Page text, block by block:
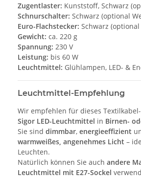
Zugentlaster: Kunststoff, Schwarz
Schnurschalter: Schwarz (optional
Euro-Flachstecker: Schwarz (optional
Gewicht: ca. 220 g
Spannung: 230 V
Leistung: bis 60 W
Leuchtmittel: Glühlampen, LED- &
Leuchtmittel-Empfehlung
Wir empfehlen für dieses
Sigor LED-Leuchtmittel in Birnen-
Sie sind dimmbar, energieeffizient
warmweißes, angenehmes Licht –
Leuchten.
Natürlich können Sie auch andere
Leuchtmittel mit E27-Sockel